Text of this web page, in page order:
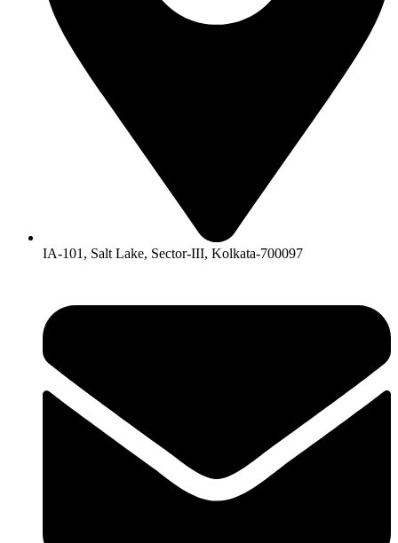
IA-101, Salt Lake, Sector-III, Kolkata-700097